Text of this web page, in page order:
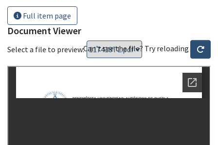
Full item page
Document Viewer
Select a file to preview:Can't see the file? Try reloading